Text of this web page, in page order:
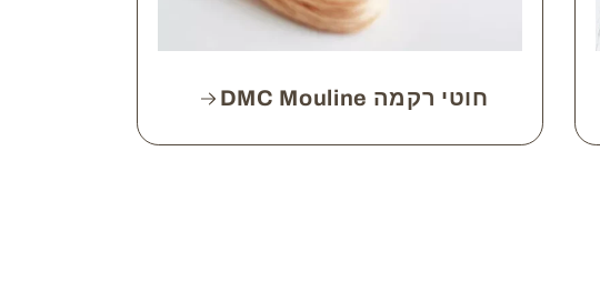
חוטי רקמה DMC Mouline